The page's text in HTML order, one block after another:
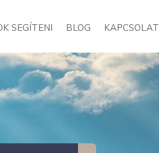
SEGÍTENI BLOG KAPCSOLAT